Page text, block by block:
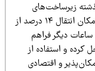
به اندازه‌ای توسعه یافته که امکان انتقال ۱۴ درصد از
دیگر فراهم
و استفاده از
و اقتصادی